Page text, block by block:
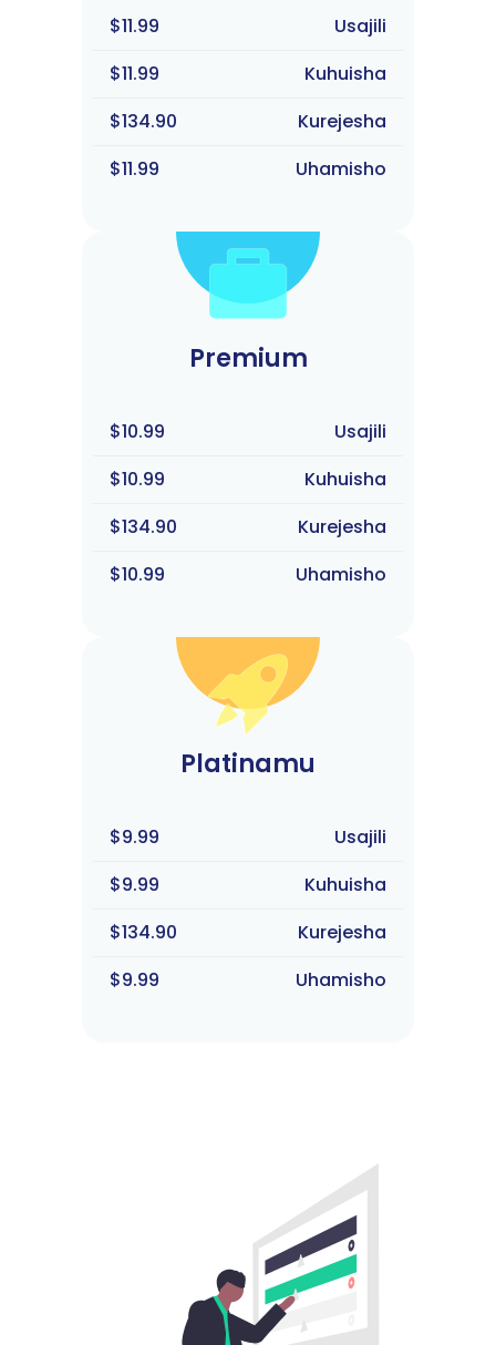
$11.99
Usajili
$11.99
Kuhuisha
$134.90
Kurejesha
$11.99
Uhamisho
Premium
$10.99
Usajili
$10.99
Kuhuisha
$134.90
Kurejesha
$10.99
Uhamisho
Platinamu
$9.99
Usajili
$9.99
Kuhuisha
$134.90
Kurejesha
$9.99
Uhamisho